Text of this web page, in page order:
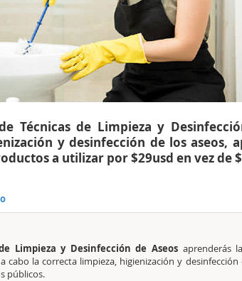
Técnicas de Limpieza y
y desinfección de los aseos,
a utilizar por $29usd en vez de
Limpieza y Desinfección de Aseos aprenderás
cabo la correcta limpieza, higienización y desinfección
públicos.